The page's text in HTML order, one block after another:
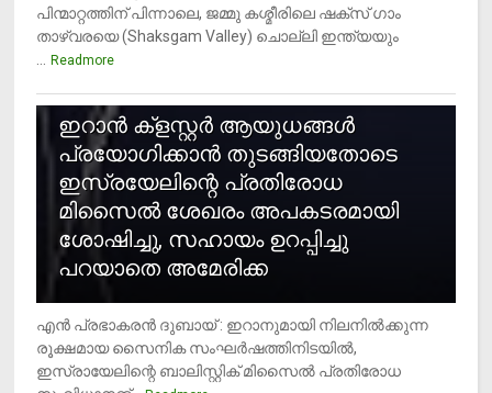
പിന്മാറ്റത്തിന് പിന്നാലെ, ജമ്മു കശ്മീരിലെ ഷക്സ് ​ഗാം
താഴ്‌വരയെ (Shaksgam Valley) ചൊല്ലി ഇന്ത്യയും
Readmore
ഇറാന്‍ ക്‌ളസ്റ്റര്‍ ആയുധങ്ങള്‍
പ്രയോഗിക്കാന്‍ തുടങ്ങിയതോടെ
ഇസ്രയേലിന്റെ പ്രതിരോധ
മിസൈല്‍ ശേഖരം അപകടരമായി
ശോഷിച്ചു, സഹായം ഉറപ്പിച്ചു
പറയാതെ അമേരിക്ക
എന്‍ പ്രഭാകരന്‍ ദുബായ് : ഇറാനുമായി നിലനില്‍ക്കുന്ന
രൂക്ഷമായ സൈനിക സംഘര്‍ഷത്തിനിടയില്‍,
ഇസ്രായേലിന്റെ ബാലിസ്റ്റിക് മിസൈല്‍ പ്രതിരോധ